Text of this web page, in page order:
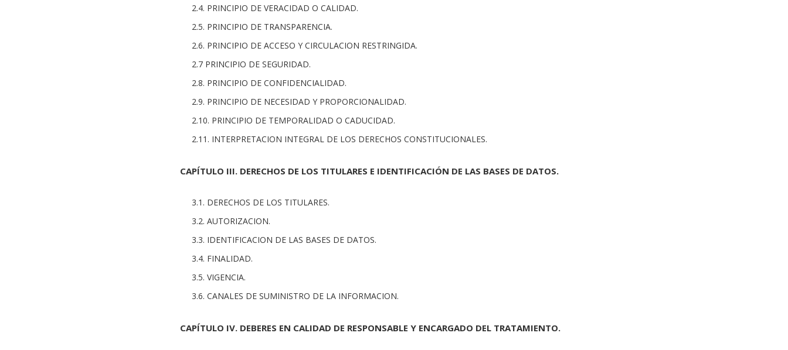
2.4. PRINCIPIO DE VERACIDAD O CALIDAD.
2.5. PRINCIPIO DE TRANSPARENCIA.
2.6. PRINCIPIO DE ACCESO Y CIRCULACION RESTRINGIDA.
2.7 PRINCIPIO DE SEGURIDAD.
2.8. PRINCIPIO DE CONFIDENCIALIDAD.
2.9. PRINCIPIO DE NECESIDAD Y PROPORCIONALIDAD.
2.10. PRINCIPIO DE TEMPORALIDAD O CADUCIDAD.
2.11. INTERPRETACION INTEGRAL DE LOS DERECHOS CONSTITUCIONALES.
CAPÍTULO III. DERECHOS DE LOS TITULARES E IDENTIFICACIÓN DE LAS BASES DE DATOS.
3.1. DERECHOS DE LOS TITULARES.
3.2. AUTORIZACION.
3.3. IDENTIFICACION DE LAS BASES DE DATOS.
3.4. FINALIDAD.
3.5. VIGENCIA.
3.6. CANALES DE SUMINISTRO DE LA INFORMACION.
CAPÍTULO IV. DEBERES EN CALIDAD DE RESPONSABLE Y ENCARGADO DEL TRATAMIENTO.